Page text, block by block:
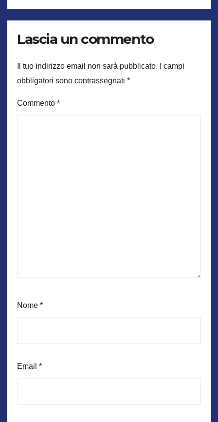
Lascia un commento
Il tuo indirizzo email non sarà pubblicato.
I campi
obbligatori sono contrassegnati *
Commento *
Nome *
Email *